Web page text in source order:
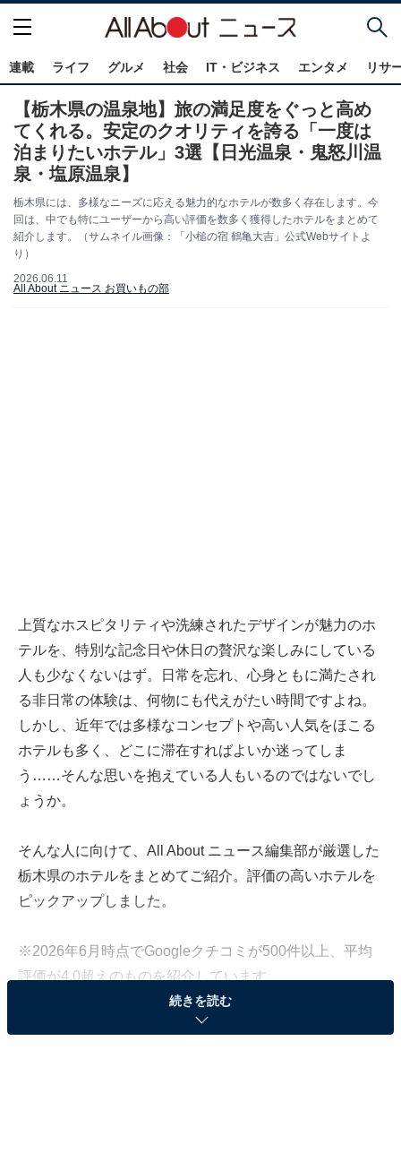
連載 ライフ グルメ 社会 IT・ビジネス エンタメ リサ
【栃木県の温泉地】旅の満足度をぐっと高め
てくれる。安定のクオリティを誇る「一度は
泊まりたいホテル」3選【日光温泉・鬼怒川温
泉・塩原温泉】
栃木県には、多様なニーズに応える魅力的なホテルが数多く存在します。今
回は、中でも特にユーザーから高い評価を数多く獲得したホテルをまとめて
紹介します。（サムネイル画像：「小槌の宿 鶴亀大吉」公式Webサイトよ
り）
2026.06.11
All About ニュース お買いもの部
上質なホスピタリティや洗練されたデザインが魅力のホ
テルを、特別な記念日や休日の贅沢な楽しみにしている
人も少なくないはず。日常を忘れ、心身ともに満たされ
る非日常の体験は、何物にも代えがたい時間ですよね。
しかし、近年では多様なコンセプトや高い人気をほこる
ホテルも多く、どこに滞在すればよいか迷ってしま
う……そんな思いを抱えている人もいるのではないでし
ょうか。
そんな人に向けて、All About ニュース編集部が厳選した
栃木県のホテルをまとめてご紹介。評価の高いホテルを
ピックアップしました。
※2026年6月時点でGoogleクチコミが500件以上、平均
評価が4.0超えのものを紹介しています
この記事の執筆者： All About ニュース お買
続きを読む